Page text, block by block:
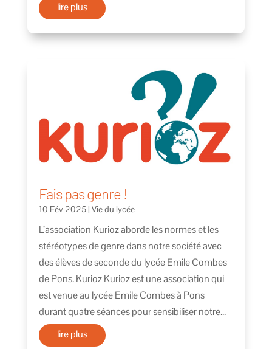
lire plus
Fais pas genre !
10 Fév 2025| Vie du lycée
L’association Kurioz aborde les normes et les
stéréotypes de genre dans notre société avec
des élèves de seconde du lycée Emile Combes
de Pons. Kurioz Kurioz est une association qui
est venue au lycée Emile Combes à Pons
durant quatre séances pour sensibiliser notre...
lire plus